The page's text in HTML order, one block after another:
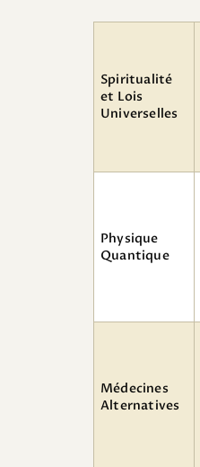
Spiritualité
et Lois
Universelles
Physique
Quantique
Médecines
Alternatives